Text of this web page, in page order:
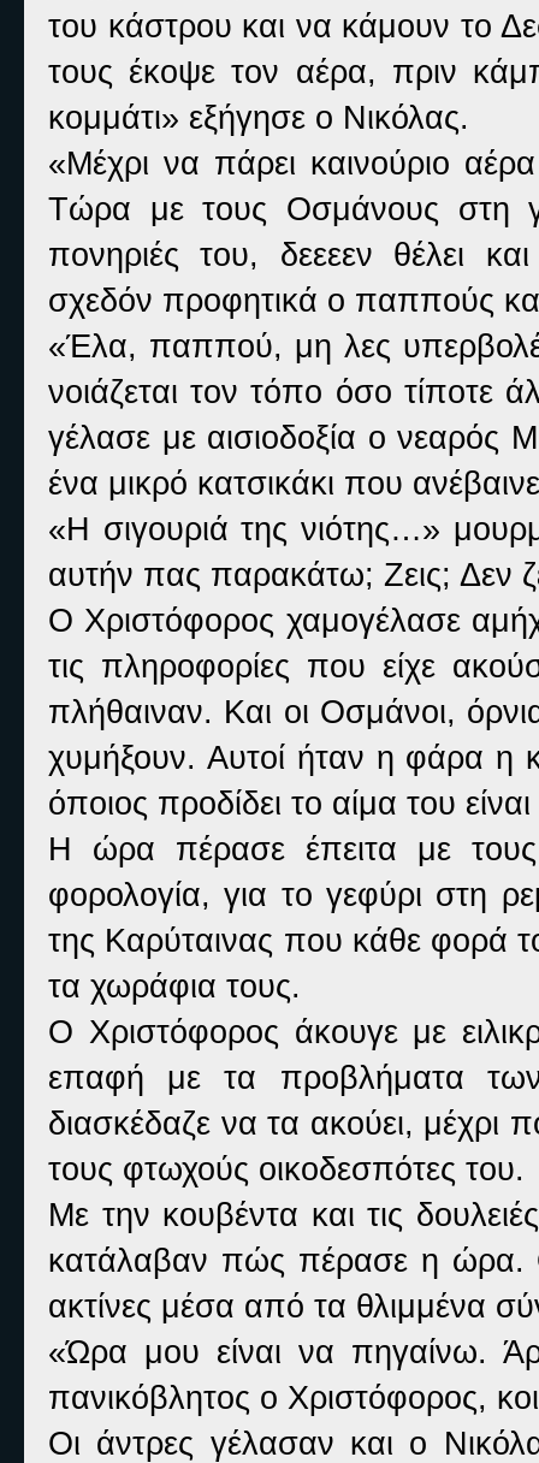
του κάστρου και να κάμουν το
τους έκοψε τον αέρα, πριν
κομμάτι» εξήγησε ο Νικόλας.
«Μέχρι να πάρει καινούριο
Τώρα με τους Οσμάνους στη
πονηριές του, δεεεεν θέλει
σχεδόν προφητικά ο παππούς
«Έλα, παππού, μη λες
νοιάζεται τον τόπο όσο τίποτε
γέλασε με αισιοδοξία ο νεαρός
ένα μικρό κατσικάκι που
«Η σιγουριά της νιότης…»
αυτήν πας παρακάτω; Ζεις; Δεν
Ο Χριστόφορος χαμογέλασε
τις πληροφορίες που είχε
πλήθαιναν. Και οι Οσμάνοι,
χυμήξουν. Αυτοί ήταν η φάρα η
όποιος προδίδει το αίμα του
Η ώρα πέρασε έπειτα με τους
φορολογία, για το γεφύρι στη
της Καρύταινας που κάθε φορά
τα χωράφια τους.
Ο Χριστόφορος άκουγε με
επαφή με τα προβλήματα
διασκέδαζε να τα ακούει, μέχρι
τους φτωχούς οικοδεσπότες του.
Με την κουβέντα και τις
κατάλαβαν πώς πέρασε η ώρα.
ακτίνες μέσα από τα θλιμμένα
«Ώρα μου είναι να πηγαίνω.
πανικόβλητος ο Χριστόφορος,
Οι άντρες γέλασαν και ο